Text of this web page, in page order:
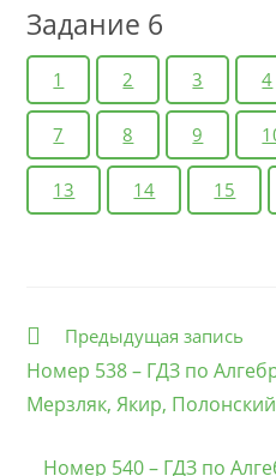
Задание 6
1 2 3 4
7 8 9
13 14 15
Еще
Предыдущая запись
Номер 538 – ГДЗ по
Мерзляк, Якир, Полонский
Номер 540 – ГДЗ по